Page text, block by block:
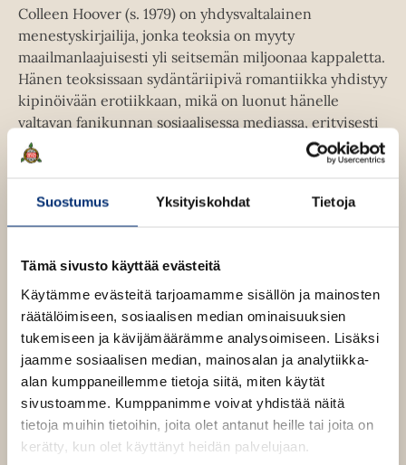
Suostumus Yksityiskohdat Tietoja
Tämä sivusto käyttää evästeitä
Käytämme evästeitä tarjoamamme sisällön ja mainosten
räätälöimiseen, sosiaalisen median ominaisuuksien
tukemiseen ja kävijämäärämme analysoimiseen. Lisäksi
jaamme sosiaalisen median, mainosalan ja analytiikka-
alan kumppaneillemme tietoja siitä, miten käytät
sivustoamme. Kumppanimme voivat yhdistää näitä
tietoja muihin tietoihin, joita olet antanut heille tai joita on
kerätty, kun olet käyttänyt heidän palvelujaan.
Colleen Hoover (s. 1979) on yhdysvaltalainen
menestyskirjailija, jonka teoksia on myyty
maailmanlaajuisesti yli seitsemän miljoonaa kappaletta.
Hänen teoksissaan sydäntäriipivä romantiikka yhdistyy
kipinöivään erotiikkaan, mikä on luonut hänelle
valtavan fanikunnan sosiaalisessa mediassa, erityisesti
TikTokissa. Hoover on kolmen lapsen äiti ja asuu
Texasissa.
“Verityn varjo humauttaa trilleritwistien kunnarin,
’mitä helv...’-hetkien Graalin maljan... Aivoni räjähtivät.”
– Washington Post
”Jos etsit romanttista mysteeriä, joka pitää sinut
varpaillasi (ja hereillä koko yön), lisää Colleen Hooverin
Verityn varjoostoskoriisi.” – Cosmopolitan
”Kerii auki kiiltokuvapariskunnan rakkaustarinan ja